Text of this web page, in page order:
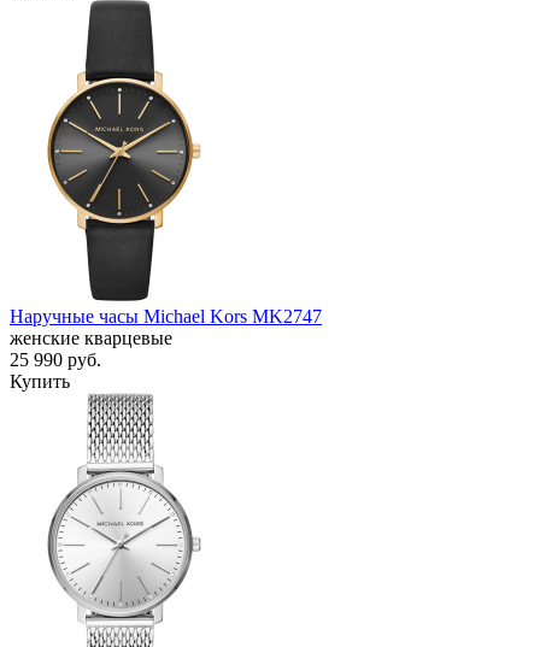
Наручные часы Michael Kors MK2747
женские кварцевые
25 990 руб.
Купить